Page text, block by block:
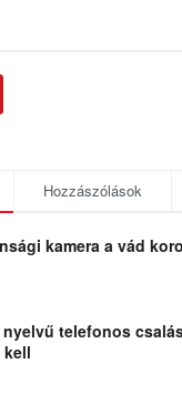
Hozzászólások
kamera a vád
nyelvű telefonos